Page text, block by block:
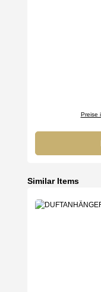
Preise
Produktgalerie
Similar Items